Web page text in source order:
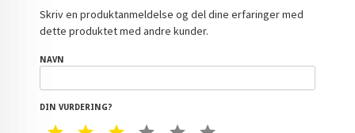
Skriv en produktanmeldelse og del dine erfaringer med
dette produktet med andre kunder.
NAVN
DIN VURDERING?